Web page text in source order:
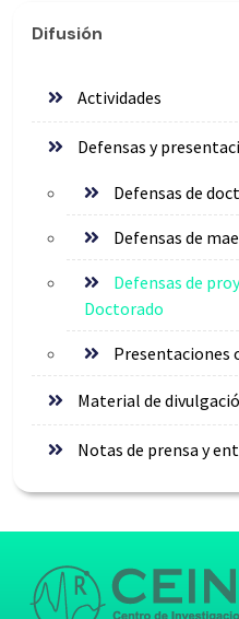
Difusión
Actividades
Defensas y
Defensas de
Defensas de
Defensas de
Doctorado
Presentaciones
Material de
Notas de prensa y